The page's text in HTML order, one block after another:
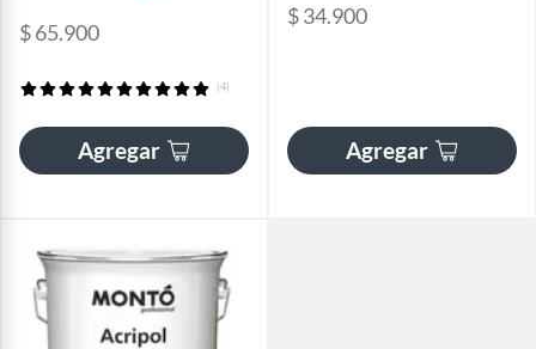
$ 65.900
(4)
Agregar
$ 34.900
Agregar